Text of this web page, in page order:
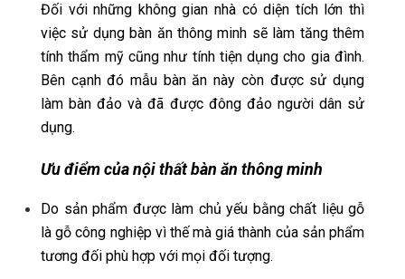
Đối với những không gian nhà có diện tích lớn thì
việc sử dụng bàn ăn thông minh sẽ làm tăng thêm
tính thẩm mỹ cũng như tính tiện dụng cho gia đình.
Bên cạnh đó mẫu bàn ăn này còn được sử dụng
làm bàn đảo và đã được đông đảo người dân sử
dụng.
Ưu điểm của nội thất bàn ăn thông minh
Do sản phẩm được làm chủ yếu bằng chất liệu gỗ
là gỗ công nghiệp vì thế mà giá thành của sản phẩm
tương đối phù hợp với mọi đối tượng.